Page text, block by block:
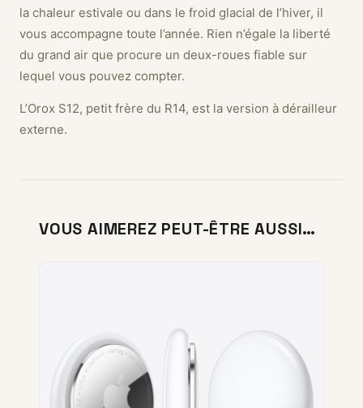
la chaleur estivale ou dans le froid glacial de l’hiver, il
vous accompagne toute l’année. Rien n’égale la liberté
du grand air que procure un deux-roues fiable sur
lequel vous pouvez compter.
L’Orox S12, petit frère du R14, est la version à dérailleur
externe.
VOUS AIMEREZ PEUT-ÊTRE AUSSI…